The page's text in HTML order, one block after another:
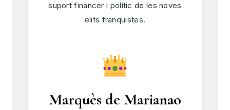
suport financer i polític de les noves
elits franquistes.
Marquès de Marianao